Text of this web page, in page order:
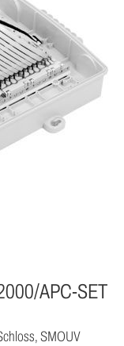
APC-SET
SMOUV